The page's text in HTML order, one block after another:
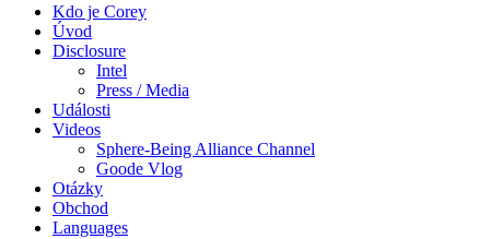
Kdo je Corey
Úvod
Disclosure
Intel
Press / Media
Události
Videos
Sphere-Being Alliance Channel
Goode Vlog
Otázky
Obchod
Languages